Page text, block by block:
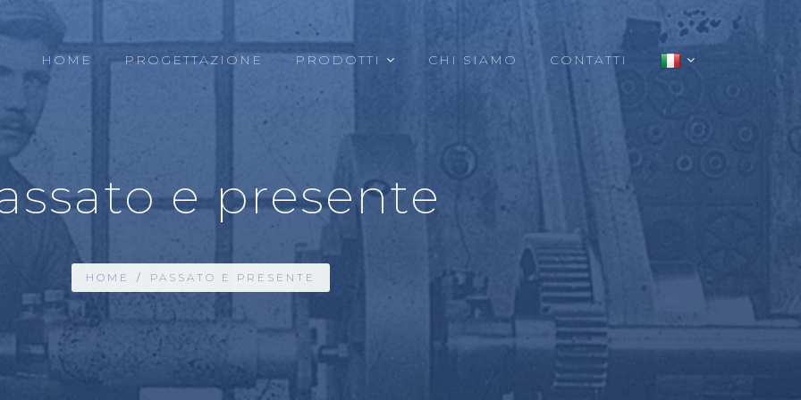
HOME PROGETTAZIONE PRODOTTI CHI SIAMO CONTATTI
e presente
HOME / PASSATO E PRESENTE